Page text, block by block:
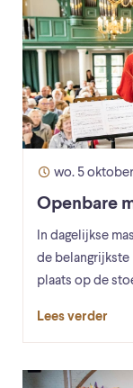
wo. 5 oktober
Openbare
In dagelijkse
de belangrijkste
plaats op de
Lees verder